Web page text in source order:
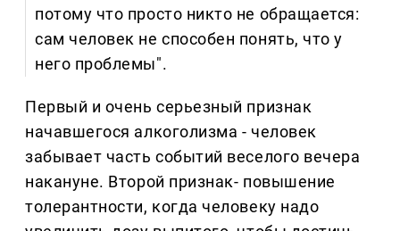
потому что просто никто не обращается:
сам человек не способен понять, что у
него проблемы".
Первый и очень серьезный признак
начавшегося алкоголизма - человек
забывает часть событий веселого вечера
накануне. Второй признак- повышение
толерантности, когда человеку надо